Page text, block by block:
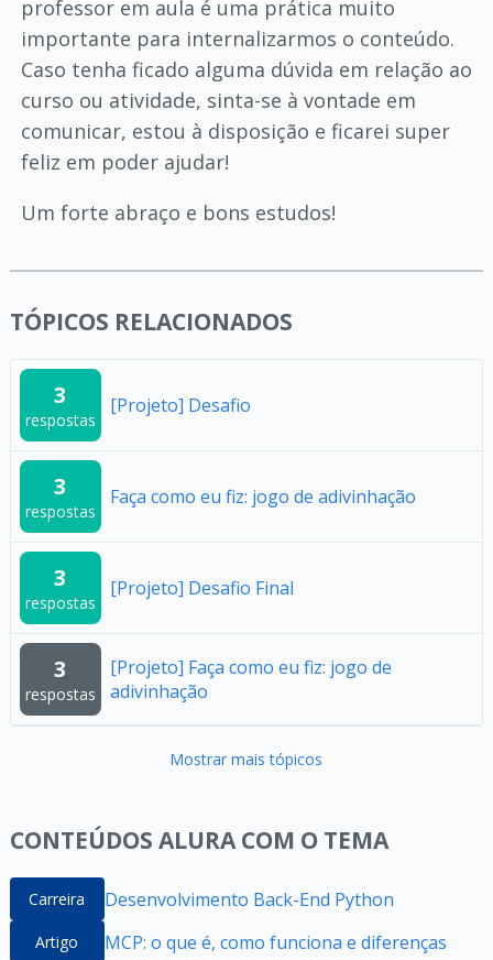
professor em aula é uma prática muito
importante para internalizarmos o conteúdo.
Caso tenha ficado alguma dúvida em relação ao
curso ou atividade, sinta-se à vontade em
comunicar, estou à disposição e ficarei super
feliz em poder ajudar!
Um forte abraço e bons estudos!
TÓPICOS RELACIONADOS
3
respostas
[Projeto] Desafio
3
respostas
Faça como eu fiz: jogo de adivinhação
3
respostas
[Projeto] Desafio Final
3
respostas
[Projeto] Faça como eu fiz: jogo de
adivinhação
Mostrar mais tópicos
CONTEÚDOS ALURA COM O TEMA
Carreira Desenvolvimento Back-End Python
Artigo MCP: o que é, como funciona e diferenças